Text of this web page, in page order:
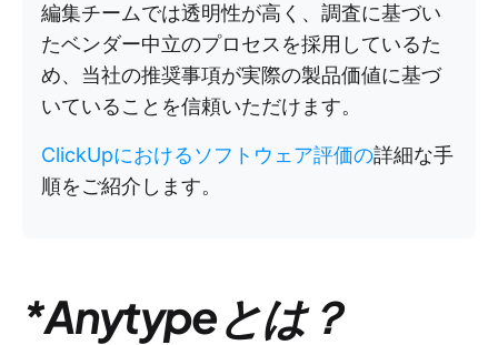
編集チームでは透明性が高く、調査に基づい
たベンダー中立のプロセスを採用しているた
め、当社の推奨事項が実際の製品価値に基づ
いていることを信頼いただけます。
ClickUpにおけるソフトウェア評価の詳細な手
順をご紹介します。
*Anytypeとは？